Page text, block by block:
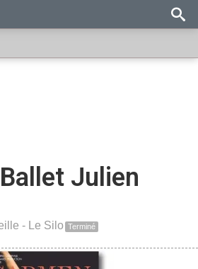
Julien
- Le Silo Terminé